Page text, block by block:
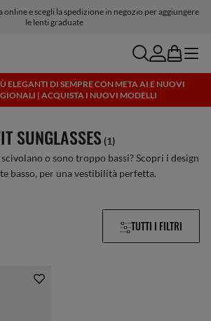
e scegli la spedizione in negozio per aggiungere
le lenti graduate
searchaccount
bag menu
ELEGANTI DI SEMPRE CON META AI E NUOVI
| ACQUISTA I NUOVI MODELLI
SUNGLASSES (1)
o sono troppo bassi? Scopri i design
basso, per una vestibilità perfetta.
TUTTI I FILTRI